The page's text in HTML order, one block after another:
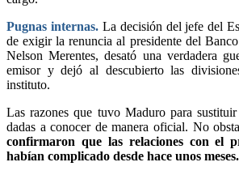
Pugnas internas.La decisión del jefe del
de exigir la renuncia al presidente del
Nelson Merentes, desató una verdadera
emisor y dejó al descubierto las
instituto.
Las razones que tuvo Maduro para
dadas a conocer de manera oficial. No
confirmaron que las relaciones con el
habían complicado desde hace unos meses.